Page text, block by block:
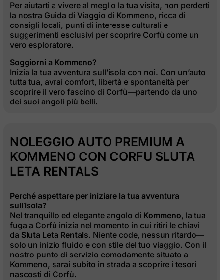
Per aiutarti a vivere al meglio la tua visita, non perderti
la nostra Guida di Viaggio di Kommeno, ricca di
consigli locali, punti di interesse culturali e
suggerimenti esclusivi per scoprire Corfù come un
vero esploratore.
Soggiorni a Kommeno?
Inizia la tua avventura sull’isola con noi. Con un’auto
tutta tua, avrai comfort, libertà e spontaneità per
scoprire il vero fascino di Corfù—partendo da uno
dei suoi angoli più belli.
NOLEGGIO AUTO PREMIUM A
KOMMENO CON CORFU SLUTA
LETA RENTALS
Perché aspettare per iniziare la tua avventura
sull’isola?
Nel tranquillo ed elegante angolo di Kommeno, la tua
fuga a Corfù inizia nel momento in cui ritiri le chiavi
da Sluta Leta Rentals. Niente code, nessun ritardo—
solo un inizio fluido e con stile del tuo viaggio. Con il
nostro punto di servizio comodamente situato a
Kommeno, sarai subito in strada a scoprire i tesori
nascosti di Corfù.